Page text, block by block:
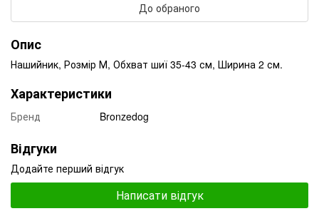
До обраного
Опис
Нашийник, Розмір М, Обхват шиї 35-43 см, Ширина 2 см.
Характеристики
Бренд Bronzedog
Відгуки
Додайте перший відгук
Написати відгук